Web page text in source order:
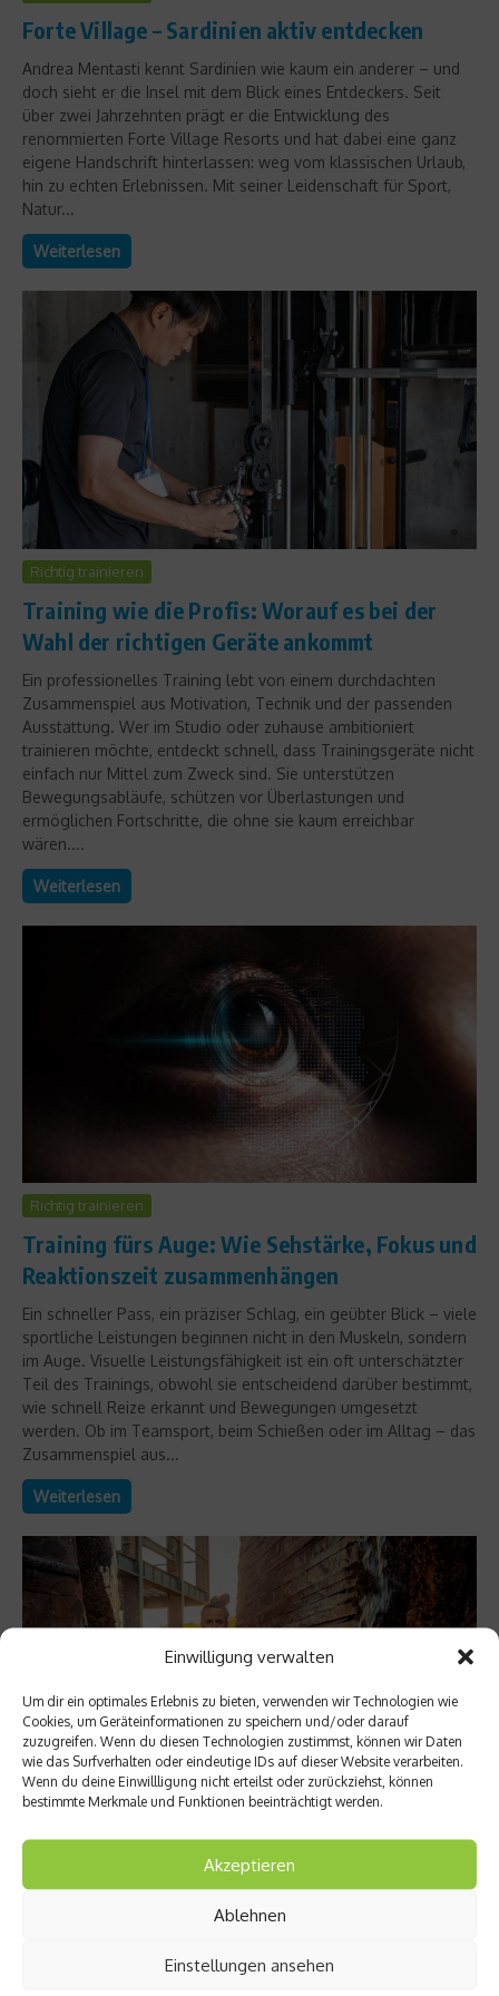
Einwilligung verwalten
Um dir ein optimales Erlebnis zu bieten, verwenden wir Technologien wie
Cookies, um Geräteinformationen zu speichern und/oder darauf
zuzugreifen. Wenn du diesen Technologien zustimmst, können wir Daten
wie das Surfverhalten oder eindeutige IDs auf dieser Website verarbeiten.
Wenn du deine Einwillligung nicht erteilst oder zurückziehst, können
bestimmte Merkmale und Funktionen beeinträchtigt werden.
Akzeptieren
Ablehnen
Einstellungen ansehen
Forte Village – Sardinien aktiv entdecken
Andrea Mentasti kennt Sardinien wie kaum ein anderer – und
doch sieht er die Insel mit dem Blick eines Entdeckers. Seit
über zwei Jahrzehnten prägt er die Entwicklung des
renommierten Forte Village Resorts und hat dabei eine ganz
eigene Handschrift hinterlassen: weg vom klassischen Urlaub,
hin zu echten Erlebnissen. Mit seiner Leidenschaft für Sport,
Natur...
Weiterlesen
Richtig trainieren
Training wie die Profis: Worauf es bei der
Wahl der richtigen Geräte ankommt
Ein professionelles Training lebt von einem durchdachten
Zusammenspiel aus Motivation, Technik und der passenden
Ausstattung. Wer im Studio oder zuhause ambitioniert
trainieren möchte, entdeckt schnell, dass Trainingsgeräte nicht
einfach nur Mittel zum Zweck sind. Sie unterstützen
Bewegungsabläufe, schützen vor Überlastungen und
ermöglichen Fortschritte, die ohne sie kaum erreichbar
wären....
Weiterlesen
Richtig trainieren
Training fürs Auge: Wie Sehstärke, Fokus und
Reaktionszeit zusammenhängen
Ein schneller Pass, ein präziser Schlag, ein geübter Blick – viele
sportliche Leistungen beginnen nicht in den Muskeln, sondern
im Auge. Visuelle Leistungsfähigkeit ist ein oft unterschätzter
Teil des Trainings, obwohl sie entscheidend darüber bestimmt,
wie schnell Reize erkannt und Bewegungen umgesetzt
werden. Ob im Teamsport, beim Schießen oder im Alltag – das
Zusammenspiel aus...
Weiterlesen
Christine Bielecki über ihr Buch „Yoga Power“
– Kraft trifft Achtsamkeit
Yoga gilt für viele als sanfter Ausgleich zum hektischen Alltag
innerer Ruhe assoziiert wird. Doch Yoga kann weit mehr: Es ist